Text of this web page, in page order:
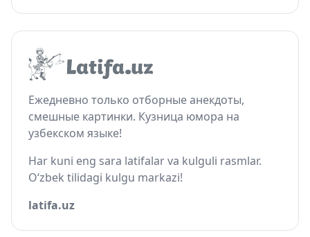
Ежедневно только отборные анекдоты,
смешные картинки. Кузница юмора на
узбекском языке!
Har kuni eng sara latifalar va kulguli rasmlar.
O‘zbek tilidagi kulgu markazi!
latifa.uz